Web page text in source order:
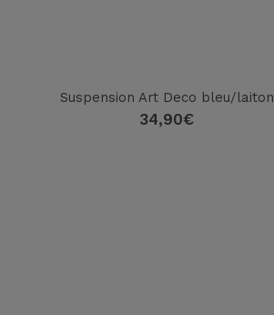
Suspension Art Deco bleu/laiton
34,90€